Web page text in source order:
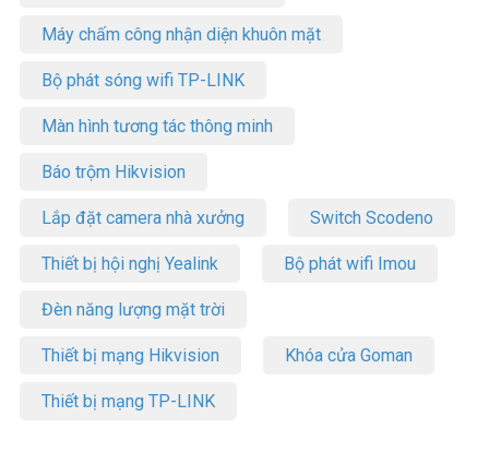
Máy chấm công nhận diện khuôn mặt
Bộ phát sóng wifi TP-LINK
Màn hình tương tác thông minh
Báo trộm Hikvision
Lắp đặt camera nhà xưởng Switch Scodeno
Thiết bị hội nghị Yealink Bộ phát wifi Imou
Đèn năng lượng mặt trời
Thiết bị mạng Hikvision Khóa cửa Goman
Thiết bị mạng TP-LINK